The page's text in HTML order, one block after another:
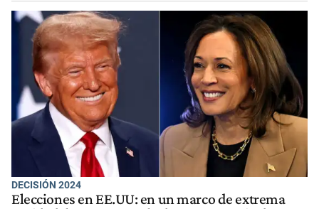
DECISIÓN 2024
Elecciones en EE.UU: en un marco de extrema